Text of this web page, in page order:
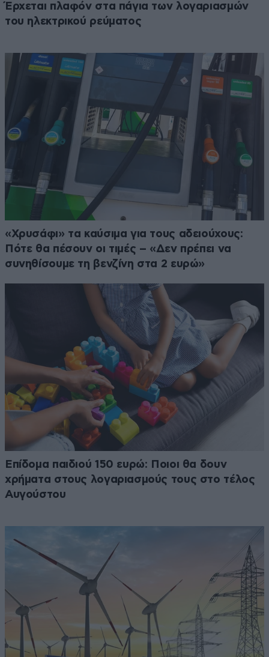
Έρχεται πλαφόν στα πάγια των λογαριασμών
του ηλεκτρικού ρεύματος
«Χρυσάφι» τα καύσιμα για τους αδειούχους:
Πότε θα πέσουν οι τιμές – «Δεν πρέπει να
συνηθίσουμε τη βενζίνη στα 2 ευρώ»
Επίδομα παιδιού 150 ευρώ: Ποιοι θα δουν
χρήματα στους λογαριασμούς τους στο τέλος
Αυγούστου